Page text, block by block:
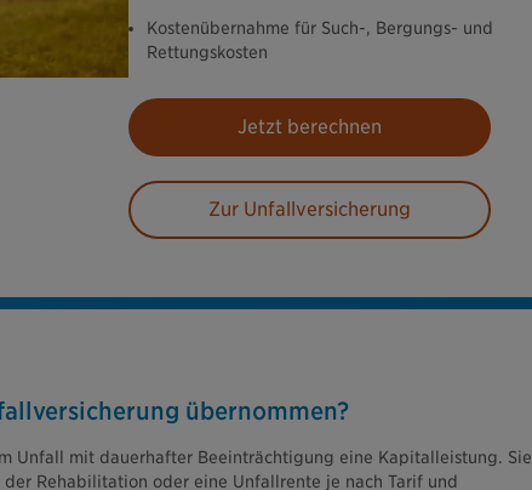
Kostenübernahme für Such-, Bergungs- und
Rettungskosten
Jetzt berechnen
Zur Unfallversicherung
übernommen?
Unfall mit dauerhafter Beeinträchtigung eine Kapitalleistung. Sie
Rehabilitation oder eine Unfallrente je nach Tarif und